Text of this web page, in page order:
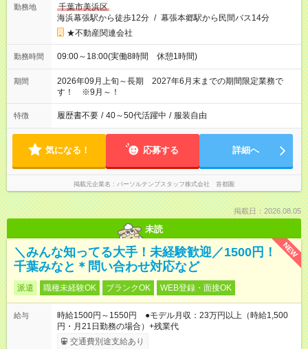
勤務地
千葉市美浜区
海浜幕張駅から徒歩12分 / 幕張本郷駅から民間バス14分
★不動産関連会社
勤務時間 09:00～18:00(実働8時間 休憩1時間)
期間
2026年09月上旬～長期 2027年6月末までの期間限定業務で
す！ ※9月～！
特徴 履歴書不要 / 40～50代活躍中 / 服装自由
気になる！ 応募する 詳細へ
掲載元企業名 パーソルテンプスタッフ株式会社 首都圏
掲載日：2026.08.05
未読
NEW
＼みんな知ってる大手！未経験歓迎／1500円！
千葉みなと＊問い合わせ対応など
派遣 職種未経験OK ブランクOK WEB登録・面接OK
給与
時給1500円～1550円 ●モデル月収：23万円以上（時給1,500
円・月21日勤務の場合）+残業代
交通費別途支給あり